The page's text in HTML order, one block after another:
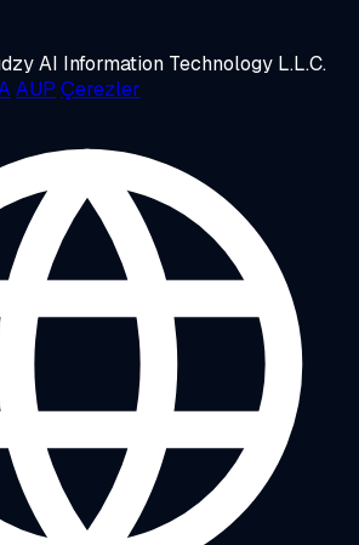
AI Information Technology L.L.C.
AUP Çerezler